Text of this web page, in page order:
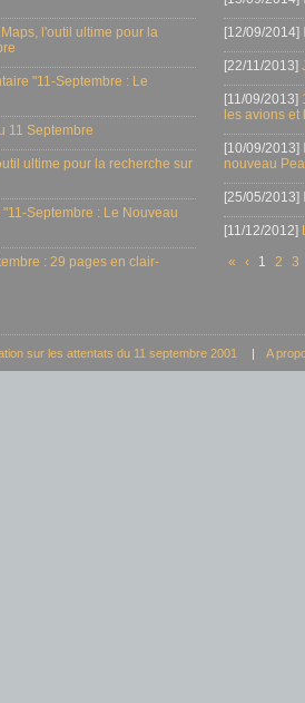
l'outil ultime pour la
"11-Septembre : Le
11 Septembre
ultime pour la recherche sur
Septembre : Le Nouveau
: 29 pages en clair-
[12/09/2014]
[22/11/2013]
[11/09/2013]
les avions
[10/09/2013]
nouveau
[25/05/2013]
[11/12/2012]
«
‹ 1 2 3
sur les attentats du 11 septembre 2001 | A